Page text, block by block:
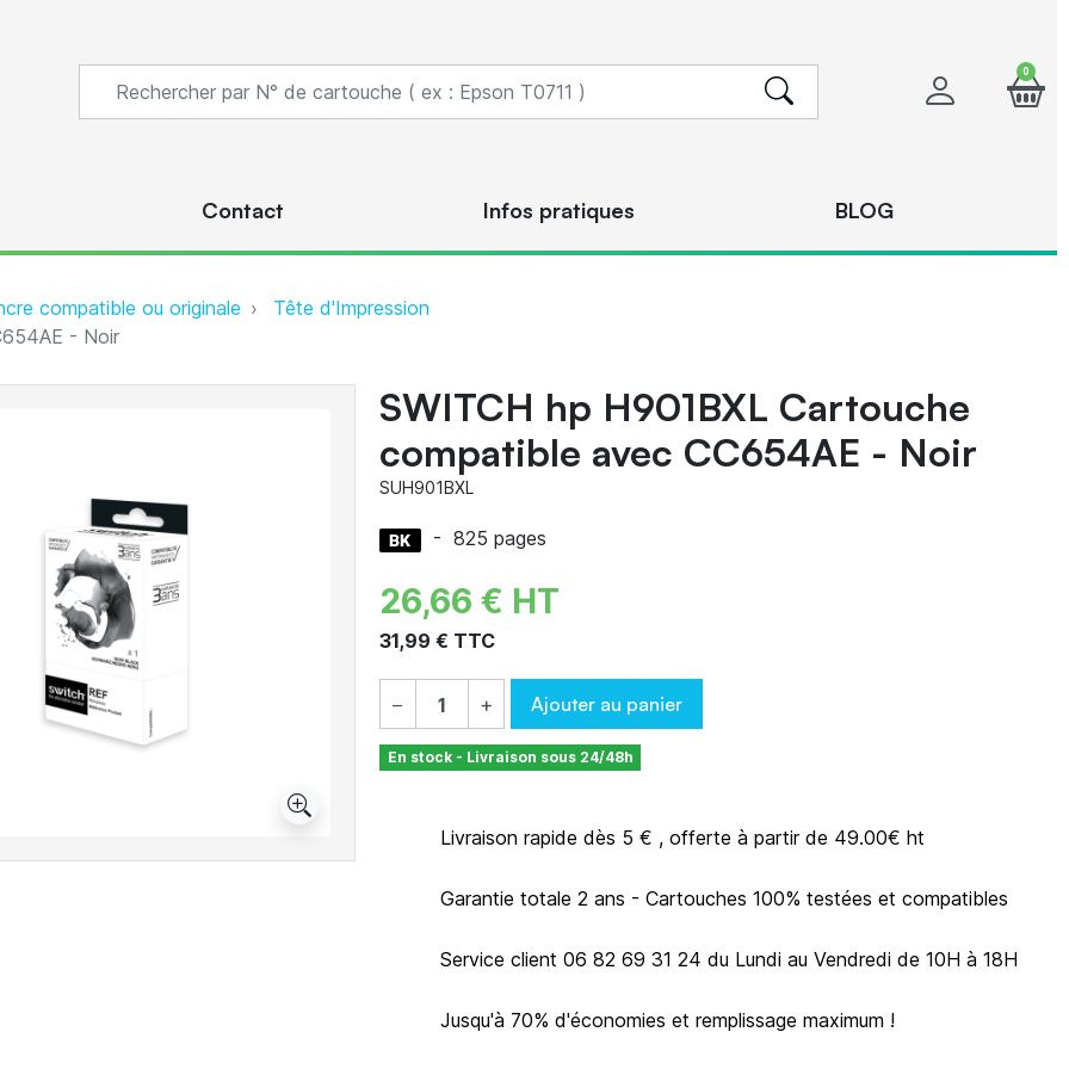
0
Contact Infos pratiques BLOG
compatible ou originale
Tête d'Impression
- Noir
SWITCH hp H901BXL Cartouche
compatible avec CC654AE - Noir
SUH901BXL
- 825 pages
26,66 € HT
31,99 € TTC
− + Ajouter au panier
En stock - Livraison sous 24/48h
Livraison rapide dès 5 € , offerte à partir de 49.00€ ht
Garantie totale 2 ans - Cartouches 100% testées et compatibles
Service client 06 82 69 31 24 du Lundi au Vendredi de 10H à 18H
Jusqu'à 70% d'économies et remplissage maximum !